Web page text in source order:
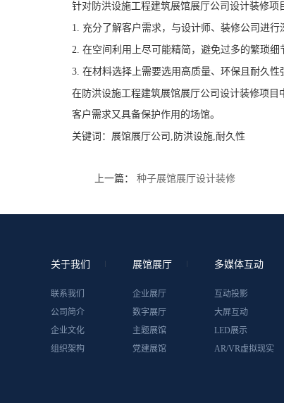
针对防洪设施工程建筑展馆展厅公司设计装修项
1. 充分了解客户需求，与设计师、装修公司进
2. 在空间利用上尽可能精简，避免过多的繁琐
3. 在材料选择上需要选用高质量、环保且耐久
在防洪设施工程建筑展馆展厅公司设计装修项
客户需求又具备保护作用的场馆。
关键词： 展馆展厅公司,防洪设施,耐久性
上一篇： 种子展馆展厅设计装修
关于我们
联系我们
公司简介
企业文化
组织架构
展馆展厅
企业展厅
数字展厅
主题展馆
党建展馆
多媒体互动
互动投影
大屏互动
LED展示
AR/VR虚拟现实